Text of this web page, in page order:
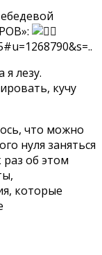
лезу.
кучу
что можно
нуля заняться
об этом
которые